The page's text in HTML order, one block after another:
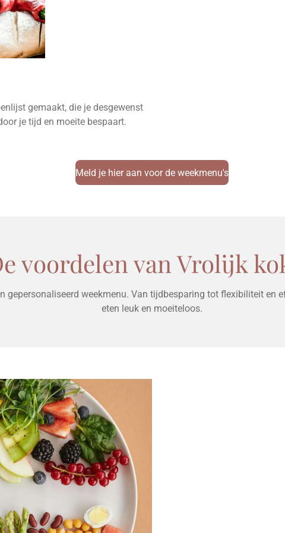
gemaakt, die je desgewenst
je tijd en moeite bespaart.
Meld je hier aan voor de weekmenu's
voordelen van Vrolijk
gepersonaliseerd weekmenu. Van tijdbesparing tot flexibiliteit en
eten leuk en moeiteloos.